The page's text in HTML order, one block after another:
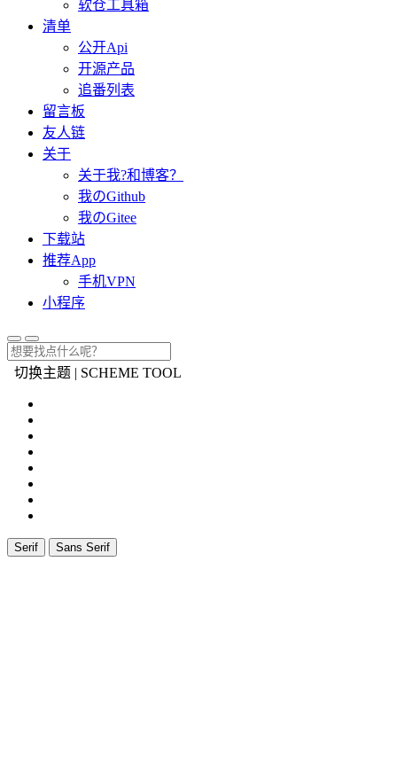
软仓工具箱
清单
公开Api
开源产品
追番列表
留言板
友人链
关于
关于我?和博客？
我のGithub
我のGitee
下载站
推荐App
手机VPN
小程序
切换主题 | SCHEME TOOL
Serif Sans Serif